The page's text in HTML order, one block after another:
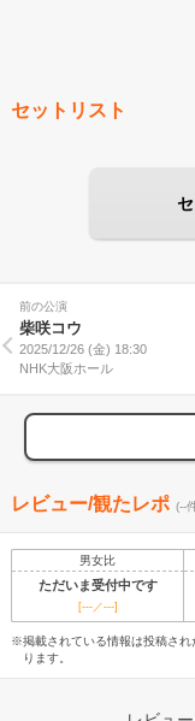
セットリスト
前の公演
柴咲コウ
2025/12/26 (金) 18:30
NHK大阪ホール
レビュー/観たレポ (--
男女比
ただいま受付中です
[---／---]
※掲載されている情報は投稿され
ります。